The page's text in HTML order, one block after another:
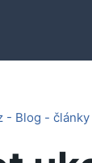
- Blog - články